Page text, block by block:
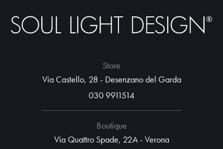
Store
Via Castello, 28 - Desenzano del Garda
030 9911514
Boutique
Via Quattro Spade, 22A - Verona